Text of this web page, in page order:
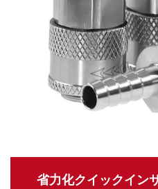
省力化クイックイン